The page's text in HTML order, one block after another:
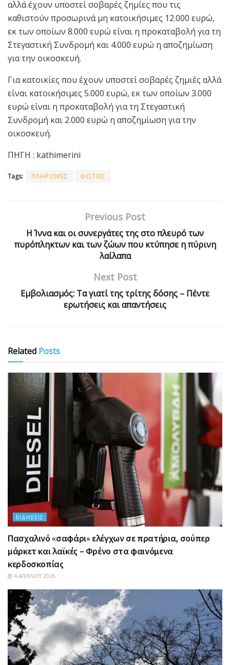
αλλά έχουν υποστεί σοβαρές ζημίες που τις
καθιστούν προσωρινά μη κατοικήσιμες 12.000 ευρώ,
εκ των οποίων 8.000 ευρώ είναι η προκαταβολή για τη
Στεγαστική Συνδρομή και 4.000 ευρώ η αποζημίωση
για την οικοσκευή.
Για κατοικίες που έχουν υποστεί σοβαρές ζημιές αλλά
είναι κατοικήσιμες 5.000 ευρώ, εκ των οποίων 3.000
ευρώ είναι η προκαταβολή για τη Στεγαστική
Συνδρομή και 2.000 ευρώ η αποζημίωση για την
οικοσκευή.
ΠΗΓΗ : kathimerini
Tags: ΠΛΗΡΩΜΕΣ ΦΩΤΙΕΣ
Previous Post
H Ίννα και οι συνεργάτες της στο πλευρό των
πυρόπληκτων και των ζώων που κτύπησε η πύρινη
λαίλαπα
Next Post
Εμβολιασμός: Τα γιατί της τρίτης δόσης – Πέντε
ερωτήσεις και απαντήσεις
Related Posts
ΕΙΔΉΣΕΙΣ
Πασχαλινό «σαφάρι» ελέγχων σε πρατήρια, σούπερ
μάρκετ και λαϊκές – Φρένο στα φαινόμενα
κερδοσκοπίας
4 ΑΠΡΙΛΊΟΥ 2026